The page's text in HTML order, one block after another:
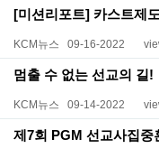
KCM뉴스 09-16-2022
멈출 수 없는 선교의 길!
KCM뉴스 09-14-2022
제7회 PGM 선교사집중